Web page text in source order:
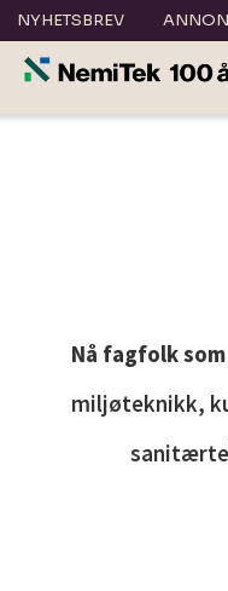
NYHETSBREV
nemitek.no
Nå fagfolk
miljøteknikk,